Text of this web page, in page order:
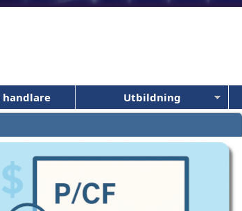
handlare Utbildning